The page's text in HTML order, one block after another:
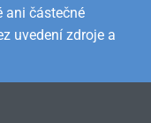
ani částečné
uvedení zdroje a